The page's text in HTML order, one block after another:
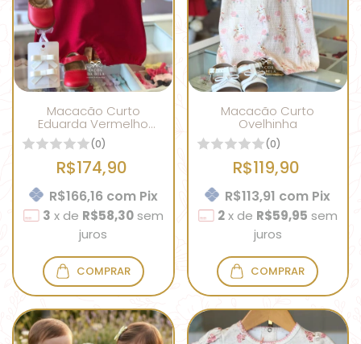
Macacão Curto
Eduarda Vermelho
Bordô
(0)
R$174,90
R$166,16 com Pix
3 x de R$58,30 sem
juros
COMPRAR
Macacão Curto
Ovelhinha
(0)
R$119,90
R$113,91 com Pix
2 x de R$59,95 sem
juros
COMPRAR